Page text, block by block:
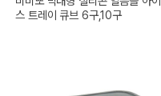
스 트레이 큐브 6구,10구